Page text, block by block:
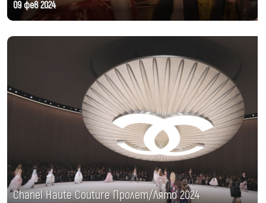
09 фев 2024
Chanel Haute Couture Пролет/Лято 2024